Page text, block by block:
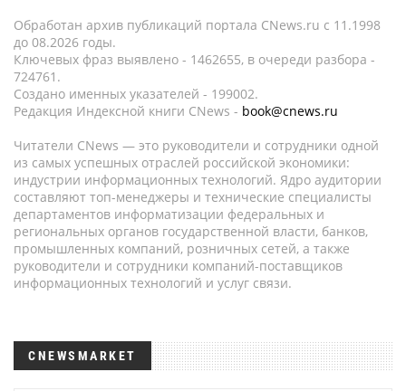
Обработан архив публикаций портала CNews.ru c 11.1998
до 08.2026 годы.
Ключевых фраз выявлено - 1462655, в очереди разбора -
724761.
Создано именных указателей - 199002.
Редакция Индексной книги CNews - book@cnews.ru
Читатели CNews — это руководители и сотрудники одной
из самых успешных отраслей российской экономики:
индустрии информационных технологий. Ядро аудитории
составляют топ-менеджеры и технические специалисты
департаментов информатизации федеральных и
региональных органов государственной власти, банков,
промышленных компаний, розничных сетей, а также
руководители и сотрудники компаний-поставщиков
информационных технологий и услуг связи.
CNEWSMARKET